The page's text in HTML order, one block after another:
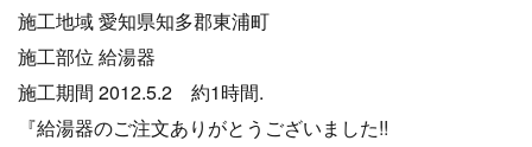
施工地域 愛知県知多郡東浦町
施工部位 給湯器
施工期間 2012.5.2 約1時間.
『給湯器のご注文ありがとうございました!!